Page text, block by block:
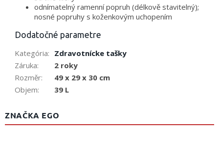
odnímatelný ramenní popruh (délkově stavitelný);
nosné popruhy s koženkovým uchopením
Dodatočné parametre
Kategória: Zdravotnícke tašky
Záruka:
2 roky
Rozměr:
49 x 29 x 30 cm
Objem: 39 L
ZNAČKA EGO